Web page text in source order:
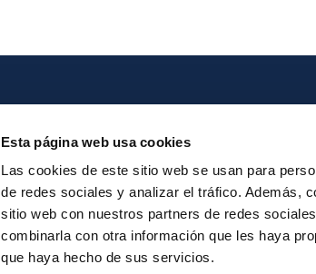
Esta página web usa cookies
Las cookies de este sitio web se usan para
de redes sociales y analizar el tráfico. Además,
sitio web con nuestros partners de redes
combinarla con otra información que les haya
que haya hecho de sus servicios.